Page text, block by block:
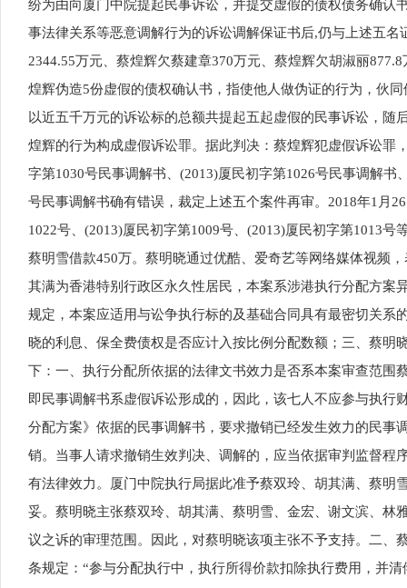
纷为由向厦门中院提起民事诉讼，并提交虚假的债权债务确
事法律关系等恶意调解行为的诉讼调解保证书后,仍与上述五
2344.55万元、蔡煌辉欠蔡建章370万元、蔡煌辉欠胡淑丽
煌辉伪造5份虚假的债权确认书，指使他人做伪证的行为，伙
以近五千万元的诉讼标的总额共提起五起虚假的民事诉讼，
煌辉的行为构成虚假诉讼罪。据此判决：蔡煌辉犯虚假诉讼罪
字第1030号民事调解书、(2013)厦民初字第1026号民事调解
号民事调解书确有错误，裁定上述五个案件再审。2018年1月
1022号、(2013)厦民初字第1009号、(2013)厦民初字第1013
蔡明雪借款450万。蔡明晓通过优酷、爱奇艺等网络媒体视频
其满为香港特别行政区永久性居民，本案系涉港执行分配方
规定，本案应适用与讼争执行标的及基础合同具有最密切关
晓的利息、保全费债权是否应计入按比例分配数额；三、蔡
下：一、执行分配所依据的法律文书效力是否系本案审查范
即民事调解书系虚假诉讼形成的，因此，该七人不应参与执
分配方案》依据的民事调解书，要求撤销已经发生效力的民
销。当事人请求撤销生效判决、调解的，应当依据审判监督
有法律效力。厦门中院执行局据此准予蔡双玲、胡其满、蔡
妥。蔡明晓主张蔡双玲、胡其满、蔡明雪、金宏、谢文滨、
议之诉的审理范围。因此，对蔡明晓该项主张不予支持。二
条规定：“参与分配执行中，执行所得价款扣除执行费用，并